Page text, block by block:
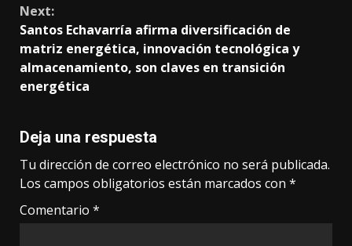
Next:
Santos Echavarría afirma diversificación de
matriz energética, innovación tecnológica y
almacenamiento, son claves en transición
energética
Deja una respuesta
Tu dirección de correo electrónico no será publicada.
Los campos obligatorios están marcados con *
Comentario *